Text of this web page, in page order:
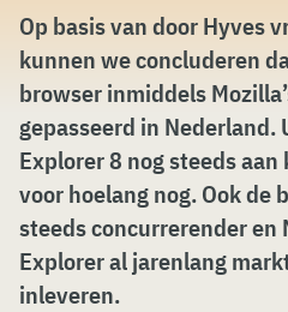
Op basis van door Hyves
kunnen we concluderen
browser inmiddels
gepasseerd in
Explorer 8 nog steeds
voor hoelang nog. Ook
steeds concurrerender
Explorer al jarenlang
inleveren.